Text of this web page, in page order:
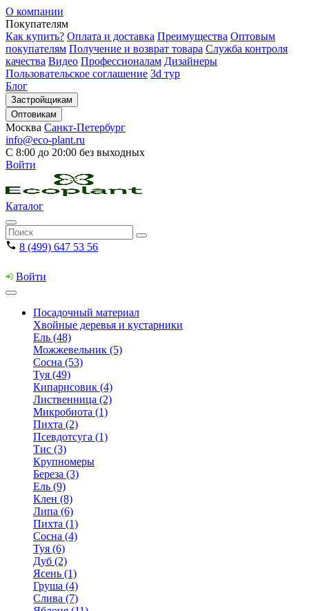
О компании
Покупателям
Как купить? Оплата и доставка Преимущества Оптовым
покупателям Получение и возврат товара Служба контроля
качества Видео Профессионалам Дизайнеры
Пользовательское соглашение 3d тур
Блог
Застройщикам
Оптовикам
Москва Санкт-Петербург
info@eco-plant.ru
С 8:00 до 20:00 без выходных
Войти
Каталог
8 (499) 647 53 56
Войти
Посадочный материал
Хвойные деревья и кустарники
Ель (48)
Можжевельник (5)
Сосна (53)
Туя (49)
Кипарисовик (4)
Лиственница (2)
Микробиота (1)
Пихта (2)
Псевдотсуга (1)
Тис (3)
Крупномеры
Береза (3)
Ель (9)
Клен (8)
Липа (6)
Пихта (1)
Сосна (4)
Туя (6)
Дуб (2)
Ясень (1)
Груша (4)
Слива (7)